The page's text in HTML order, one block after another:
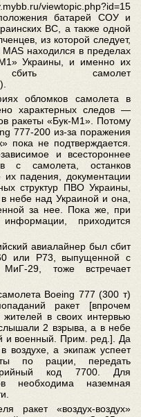
viewtopic.php?id=15
батарей СОУ и
ВС, а также одной
из которой следует,
находился в пределах
Украины, и именно их
самолет
обломков самолета в
характерных следов —
ракеты «Бук-М1». Потому
777-200 из-за поражения
пока не подтверждается.
и всестороннее
с самолета, останков
падения, документации
структур ПВО Украины,
небе над Украиной и она,
за нее. Пока же, при
приходится
авиалайнер был сбит
или Р73, выпущенной с
29, тоже встречает
Boeing 777 (300 т)
ракет [впрочем
в своих интервью
2 взрыва, а в небе
и военный. Прим. ред.]. Да
воздухе, а экипаж успеет
по рации, передать
код 7700. Для
необходима наземная
ракет «воздух-воздух»